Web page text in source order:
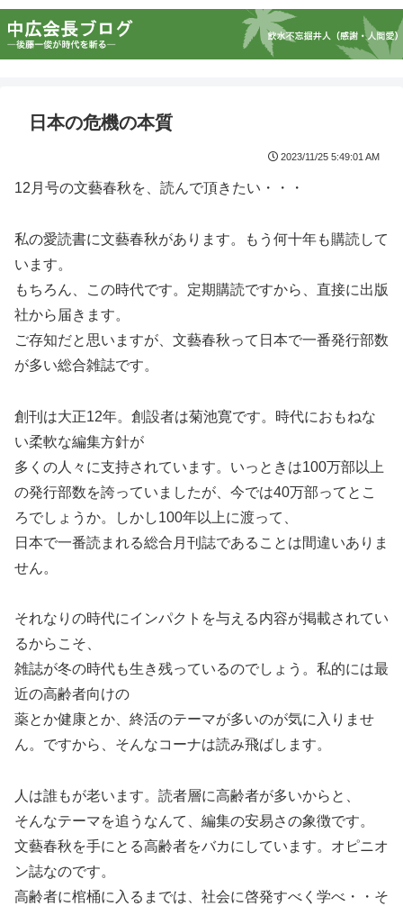
日本の危機の本質
2023/11/25 5:49:01 AM
12月号の文藝春秋を、読んで頂きたい・・・
私の愛読書に文藝春秋があります。もう何十年も購読して
います。
もちろん、この時代です。定期購読ですから、直接に出版
社から届きます。
ご存知だと思いますが、文藝春秋って日本で一番発行部数
が多い総合雑誌です。
創刊は大正12年。創設者は菊池寛です。時代におもねな
い柔軟な編集方針が
多くの人々に支持されています。いっときは100万部以上
の発行部数を誇っていましたが、今では40万部ってとこ
ろでしょうか。しかし100年以上に渡って、
日本で一番読まれる総合月刊誌であることは間違いありま
せん。
それなりの時代にインパクトを与える内容が掲載されてい
るからこそ、
雑誌が冬の時代も生き残っているのでしょう。私的には最
近の高齢者向けの
薬とか健康とか、終活のテーマが多いのが気に入りませ
ん。ですから、そんなコーナは読み飛ばします。
人は誰もが老います。読者層に高齢者が多いからと、
そんなテーマを追うなんて、編集の安易さの象徴です。
文藝春秋を手にとる高齢者をバカにしています。オピニオ
ン誌なのです。
高齢者に棺桶に入るまでは、社会に啓発すべく学べ・・そ